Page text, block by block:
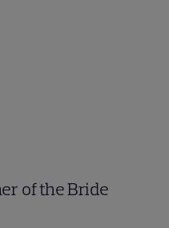
of the Bride